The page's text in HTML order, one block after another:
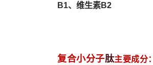
B1、维生素B2
复合小分子肽主要成分：